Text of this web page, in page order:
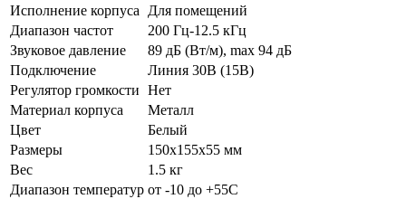
Исполнение корпуса
Для помещений
Диапазон частот
200 Гц-12.5 кГц
Звуковое давление
89 дБ (Вт/м), max 94 дБ
Подключение
Линия 30В (15В)
Регулятор громкости Нет
Материал корпуса
Металл
Цвет
Белый
Размеры
150х155х55 мм
Вес
1.5 кг
Диапазон температур от -10 до +55С